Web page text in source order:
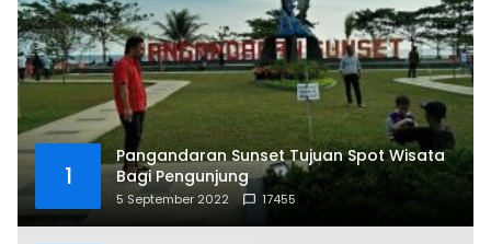
1
Pangandaran Sunset Tujuan Spot Wisata
Bagi Pengunjung
5 September 2022 17455